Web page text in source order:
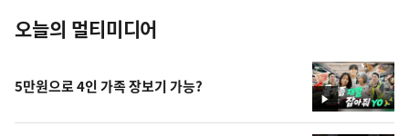
오늘의 멀티미디어
영
상
5만원으로 4인 가족 장보기 가능?